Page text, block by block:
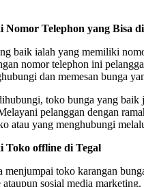
Nomor Telephon yang Bisa
baik ialah yang memiliki
nomor telephon ini
dan memesan bunga
toko bunga yang baik
pelanggan dengan
atau yang menghubungi
Toko offline di Tegal
menjumpai toko karangan
sosial media